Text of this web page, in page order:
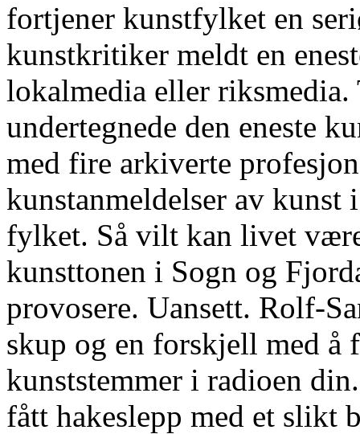
fortjener kunstfylket en
kunstkritiker meldt en
lokalmedia eller riksmedia.
undertegnede den eneste
med fire arkiverte
kunstanmeldelser av
fylket. Så vilt kan livet
kunsttonen i Sogn og
provosere. Uansett. Rolf-
skup og en forskjell med å
kunststemmer i radioen
fått hakeslepp med et slikt